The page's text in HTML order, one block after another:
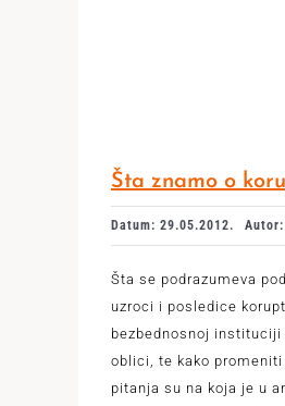
Šta znamo o
Datum: 29.05.2012. Autor:
Šta se podrazumeva
uzroci i posledice
bezbednosnoj
oblici, te kako
pitanja su na koja je u